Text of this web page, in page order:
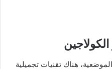
الكولاجين
هناك تقنيات تجميلية